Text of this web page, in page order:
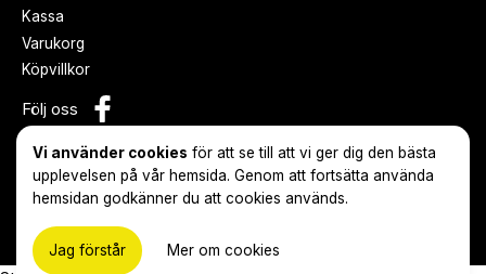
Kassa
Varukorg
Köpvillkor
Följ oss
© 2026 Gabriels Cykel
Vi använder cookies för att se till att vi ger dig den bästa
upplevelsen på vår hemsida. Genom att fortsätta använda
hemsidan godkänner du att cookies används.
Jag förstår Mer om cookies